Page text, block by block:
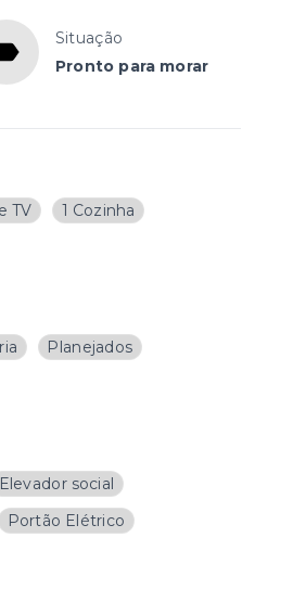
Situação
Pronto para morar
TV
1 Cozinha
Planejados
Elevador social
Portão Elétrico